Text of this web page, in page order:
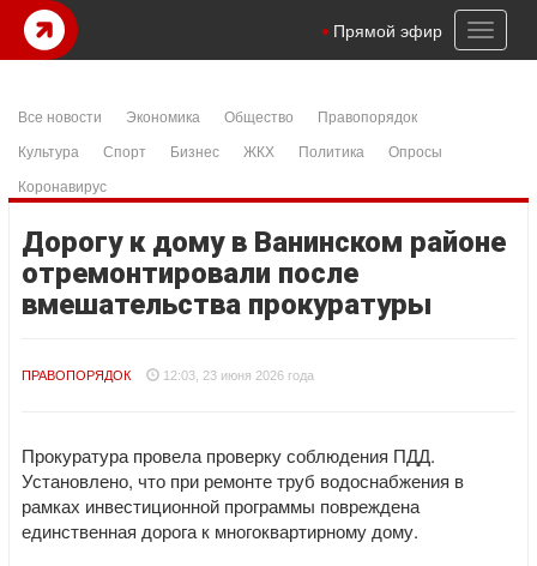
Toggle
Прямой эфир
Все новости Экономика Общество
Правопорядок
Культура
Спорт Бизнес ЖКХ Политика
Опросы
Коронавирус
Дорогу к дому в Ванинском районе
отремонтировали после
вмешательства прокуратуры
ПРАВОПОРЯДОК 12:03, 23 июня 2026 года
Прокуратура провела проверку соблюдения ПДД.
Установлено, что при ремонте труб водоснабжения в
рамках инвестиционной программы повреждена
единственная дорога к многоквартирному дому.